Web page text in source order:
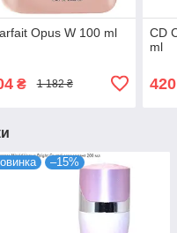
Opus W 100 ml
₴ 1 182 ₴
CD
ml
420
–15%